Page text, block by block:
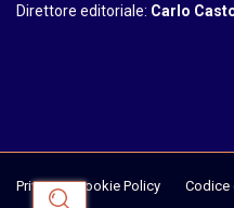
Direttore editoriale: Carlo
Privacy & Cookie Policy Codice